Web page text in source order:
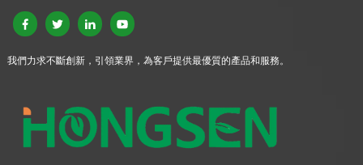
我們力求不斷創新，引領業界，為客戶提供最優質的產品和服務。